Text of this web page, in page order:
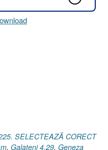
SELECTEAZĂ CORECT
, Galateni 4.29, Geneza